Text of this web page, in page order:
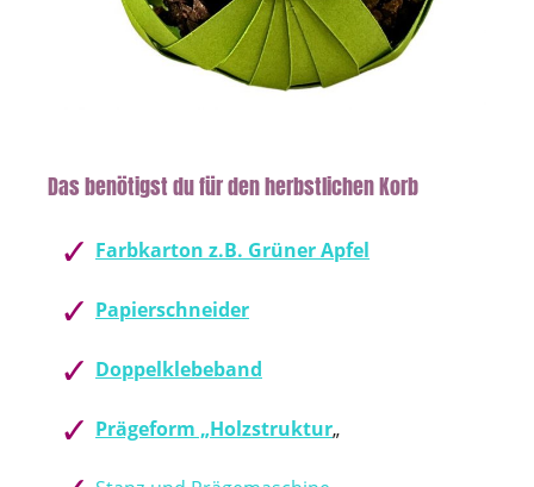
Das benötigst du für den herbstlichen Korb
Farbkarton z.B. Grüner Apfel
Papierschneider
Doppelklebeband
Prägeform „Holzstruktur„